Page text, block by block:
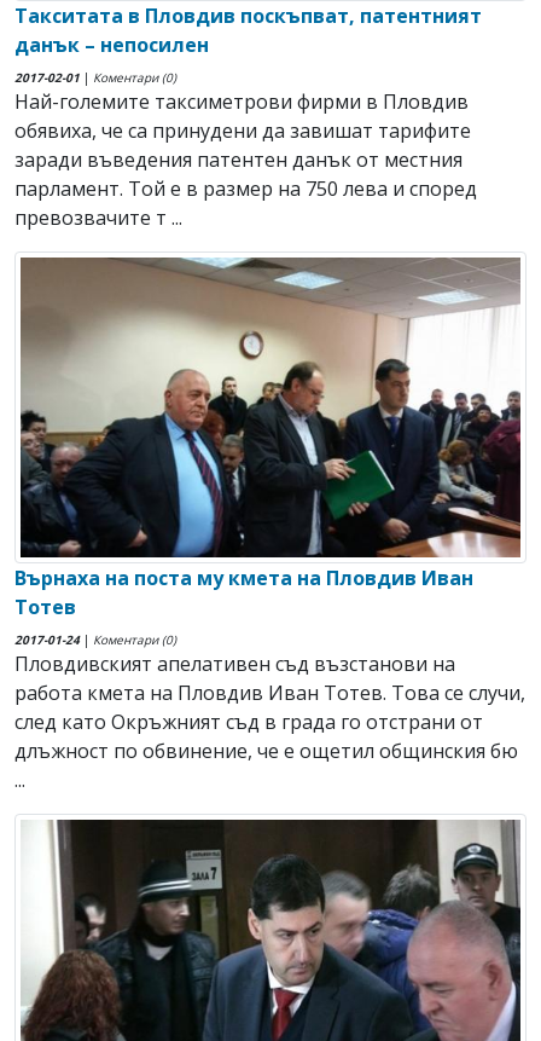
Такситата в Пловдив поскъпват, патентният
данък – непосилен
2017-02-01 | Коментари (0)
Най-големите таксиметрови фирми в Пловдив
обявиха, че са принудени да завишат тарифите
заради въведения патентен данък от местния
парламент. Той е в размер на 750 лева и според
превозвачите т ...
Върнаха на поста му кмета на Пловдив Иван
Тотев
2017-01-24| Коментари (0)
Пловдивският апелативен съд възстанови на
работа кмета на Пловдив Иван Тотев. Това се случи,
след като Окръжният съд в града го отстрани от
длъжност по обвинение, че е ощетил общинския бю
...